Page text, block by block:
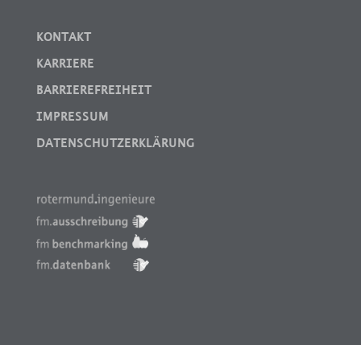
KONTAKT
KARRIERE
BARRIEREFREIHEIT
IMPRESSUM
DATENSCHUTZERKLÄRUNG